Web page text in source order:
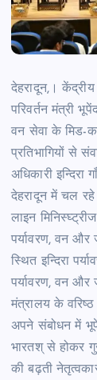
देहरादून,।
परिवर्तन मंत्री
वन सेवा के मिड-
प्रतिभागियों से
अधिकारी इन्दिरा
देहरादून में चल रहे
लाइन
पर्यावरण, वन और
स्थित इन्दिरा
पर्यावरण, वन और
मंत्रालय के वरिष्ठ
अपने संबोधन में
भारतश् से होकर
की बढ़ती